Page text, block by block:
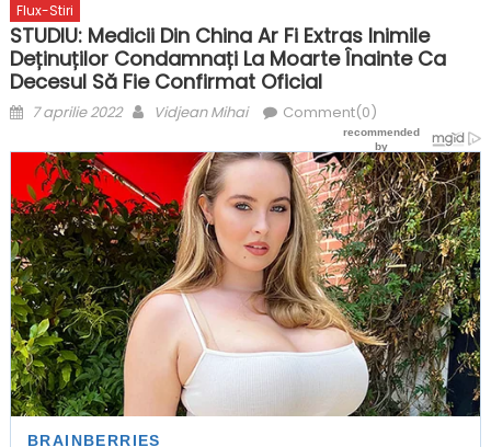
Flux-Stiri
STUDIU: Medicii Din China Ar Fi Extras Inimile
Deținuților Condamnați La Moarte Înainte Ca
Decesul Să Fie Confirmat Oficial
Posted
7 aprilie 2022 Author
Vidjean Mihai Comment(0)